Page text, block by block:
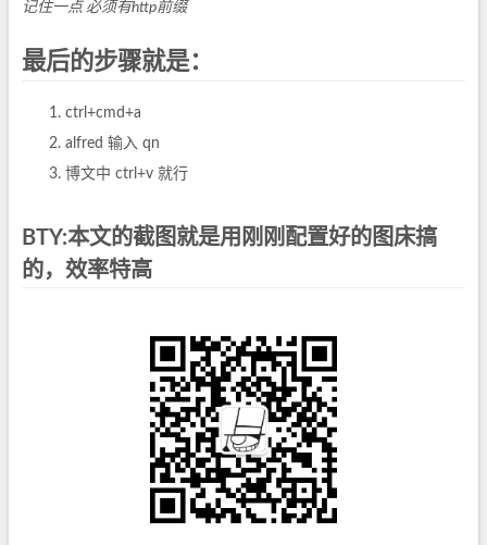
记住一点 必须有http前缀
最后的步骤就是：
ctrl+cmd+a
alfred 输入 qn
博文中 ctrl+v 就行
BTY:本文的截图就是用刚刚配置好的图床搞
的，效率特高